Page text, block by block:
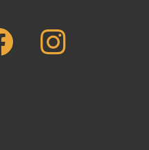
FacebookInstagram